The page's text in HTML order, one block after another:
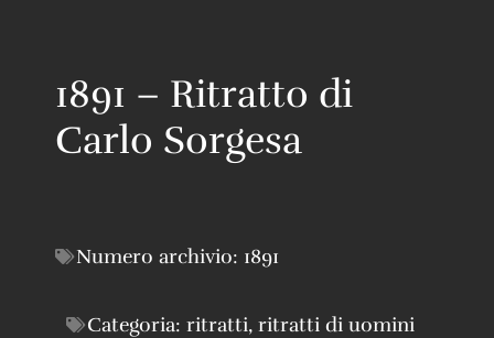
1891 – Ritratto di
Carlo Sorgesa
Numero archivio: 1891
Categoria: ritratti, ritratti di uomini